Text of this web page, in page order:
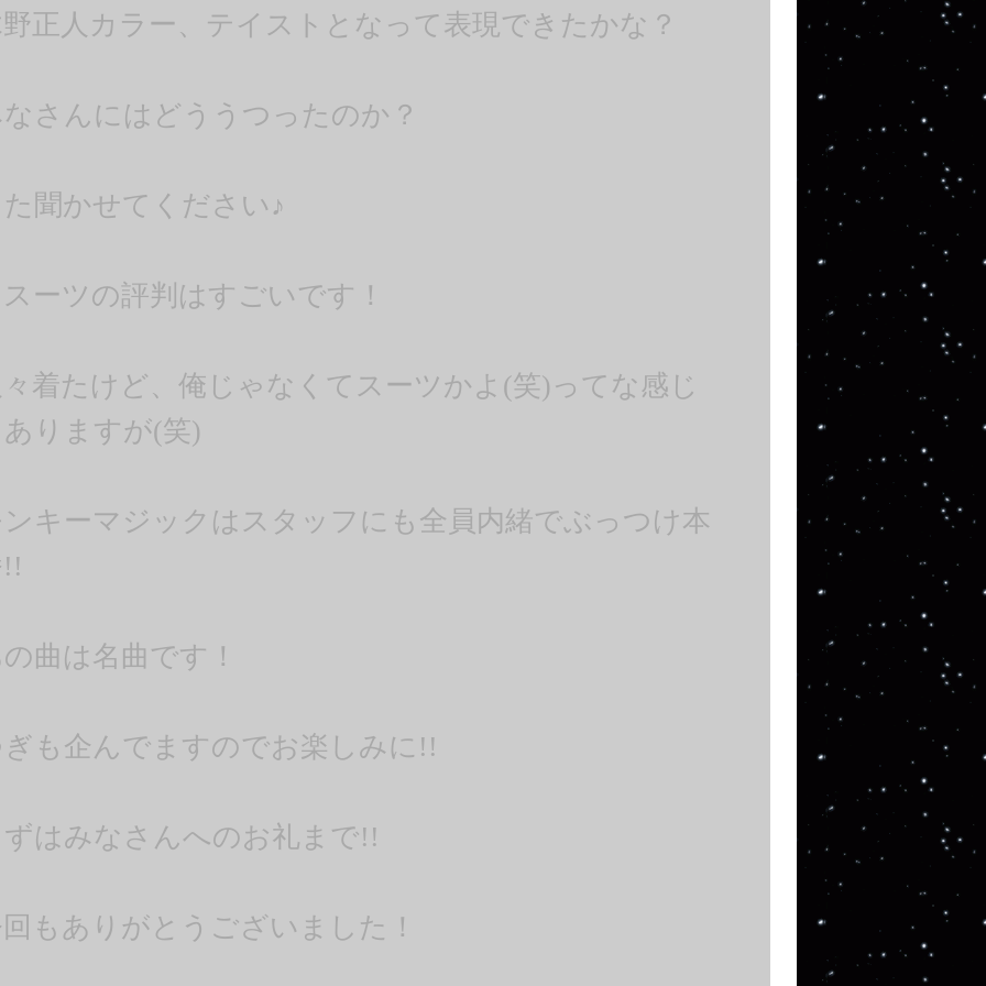
正人カラー、テイストとなって表現できたかな？
さんにはどううつったのか？
聞かせてください♪
ーツの評判はすごいです！
着たけど、俺じゃなくてスーツかよ(笑)ってな感じ
りますが(笑)
キーマジックはスタッフにも全員内緒でぶっつけ本
曲は名曲です！
も企んでますのでお楽しみに!!
はみなさんへのお礼まで!!
もありがとうございました！